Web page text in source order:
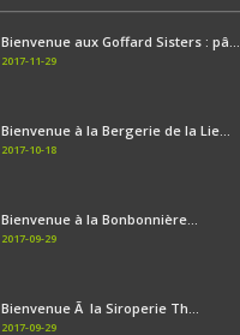
Bienvenue aux Goffard Sisters : pâ...
2017-11-29
Bienvenue à la Bergerie de la Lie...
2017-10-18
Bienvenue à la Bonbonnière...
2017-09-29
Bienvenue Ã la Siroperie Th...
2017-09-29